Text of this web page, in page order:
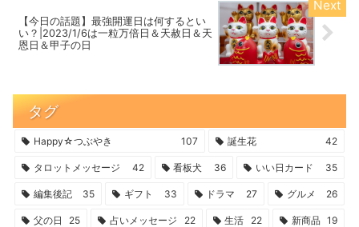
【今日の話題】最強開運日は何するとい
い？|2023/1/6は一粒万倍日＆天赦日＆天
恩日＆甲子の日
タグ
Happy☆つぶやき 107 誕生花 42
タロットメッセージ 42 看板犬 36 いい日カード 35
編集後記 35 ギフト 33 ドラマ 27 グルメ 26
父の日 25 占いメッセージ 22 生活 22 新商品 19